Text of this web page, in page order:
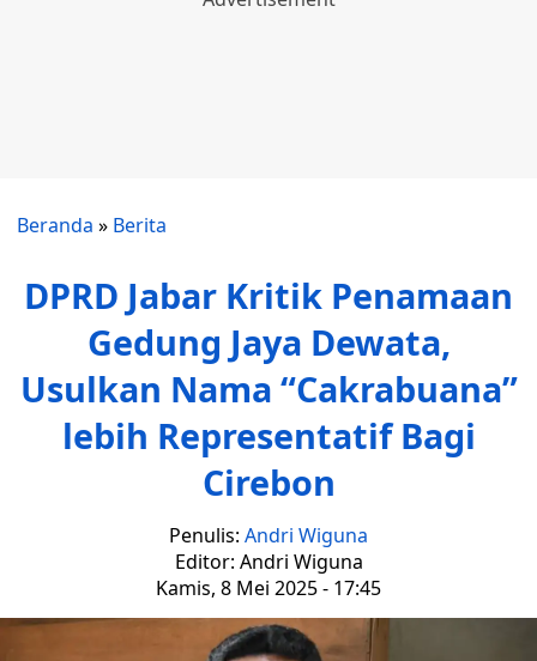
Beranda » Berita
DPRD Jabar Kritik Penamaan
Gedung Jaya Dewata,
Usulkan Nama “Cakrabuana”
lebih Representatif Bagi
Cirebon
Penulis: Andri Wiguna
Editor: Andri Wiguna
Kamis, 8 Mei 2025 - 17:45